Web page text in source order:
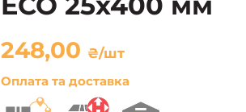
248,00 ₴/шт
Оплата та доставка